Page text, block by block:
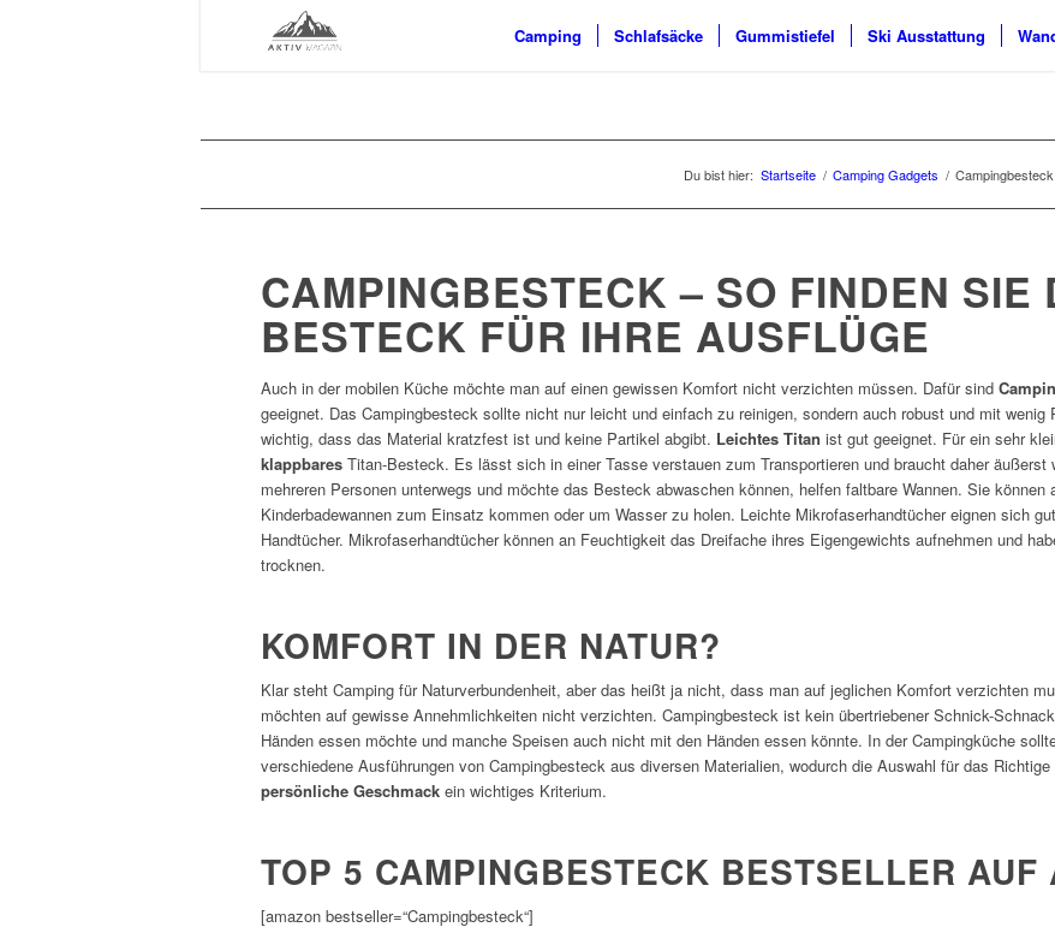
Camping Schlafsäcke Gummistiefel Ski Ausstattung
Du bist hier: Startseite / Camping Gadgets /
CAMPINGBESTECK – SO FINDEN SIE
BESTECK FÜR IHRE AUSFLÜGE
Auch in der mobilen Küche möchte man auf einen gewissen Komfort nicht verzichten müssen. Dafür sind
geeignet. Das Campingbesteck sollte nicht nur leicht und einfach zu reinigen, sondern auch robust und mit
wichtig, dass das Material kratzfest ist und keine Partikel abgibt. Leichtes Titan ist gut geeignet. Für ein sehr
klappbares Titan-Besteck. Es lässt sich in einer Tasse verstauen zum Transportieren und braucht daher
mehreren Personen unterwegs und möchte das Besteck abwaschen können, helfen faltbare Wannen. Sie
Kinderbadewannen zum Einsatz kommen oder um Wasser zu holen. Leichte Mikrofaserhandtücher eignen sich
Handtücher. Mikrofaserhandtücher können an Feuchtigkeit das Dreifache ihres Eigengewichts aufnehmen und
trocknen.
KOMFORT IN DER NATUR?
Klar steht Camping für Naturverbundenheit, aber das heißt ja nicht, dass man auf jeglichen Komfort verzichten
möchten auf gewisse Annehmlichkeiten nicht verzichten. Campingbesteck ist kein übertriebener Schnick-
Händen essen möchte und manche Speisen auch nicht mit den Händen essen könnte. In der Campingküche
verschiedene Ausführungen von Campingbesteck aus diversen Materialien, wodurch die Auswahl für das
persönliche Geschmack ein wichtiges Kriterium.
TOP 5 CAMPINGBESTECK BESTSELLER AUF
[amazon bestseller=“Campingbesteck“]